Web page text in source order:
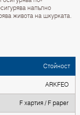
напълно
живота на шкурката.
Стойност
ARKFEO
F хартия / F paper